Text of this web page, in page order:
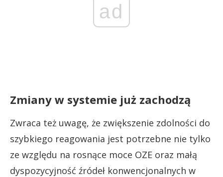
ad
Zmiany w systemie już zachodzą
Zwraca też uwagę, że zwiększenie zdolności do
szybkiego reagowania jest potrzebne nie tylko
ze względu na rosnące moce OZE oraz małą
dyspozycyjność źródeł konwencjonalnych w